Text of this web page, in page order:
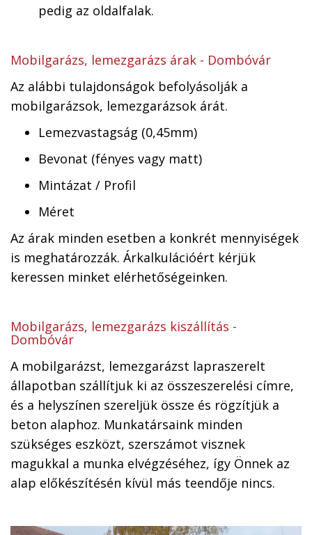
pedig az oldalfalak.
Mobilgarázs, lemezgarázs árak - Dombóvár
Az alábbi tulajdonságok befolyásolják a
mobilgarázsok, lemezgarázsok árát.
Lemezvastagság (0,45mm)
Bevonat (fényes vagy matt)
Mintázat / Profil
Méret
Az árak minden esetben a konkrét mennyiségek
is meghatározzák. Árkalkulációért kérjük
keressen minket elérhetőségeinken.
Mobilgarázs, lemezgarázs kiszállítás -
Dombóvár
A mobilgarázst, lemezgarázst lapraszerelt
állapotban szállítjuk ki az összeszerelési címre,
és a helyszínen szereljük össze és rögzítjük a
beton alaphoz. Munkatársaink minden
szükséges eszközt, szerszámot visznek
magukkal a munka elvégzéséhez, így Önnek az
alap előkészítésén kívül más teendője nincs.